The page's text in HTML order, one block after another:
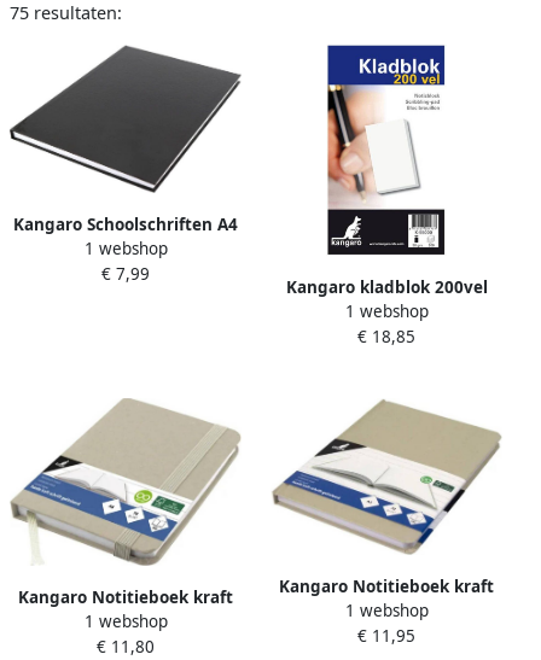
75 resultaten:
Kangaro Schoolschriften A4
80 pagina&apos;s harde
kaft gelinieerd zwart
1 webshop
€ 7,99
Kangaro kladblok 200vel
20x11 5cm 10st
1 webshop
€ 18,85
Kangaro Notitieboek kraft
A6 96 vel lijn
1 webshop
€ 11,80
Kangaro Notitieboek kraft
A5 96 vel lijn
1 webshop
€ 11,95